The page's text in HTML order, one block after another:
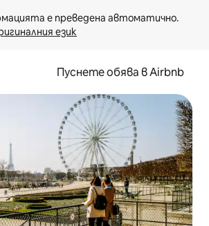
език
Пуснете обява в Airbnb